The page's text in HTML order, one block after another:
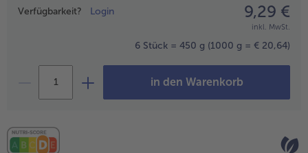
alle bofrost*plus.
Pflanzliche Alternativprodukte
Preisangabe
Verfügbarkeit? Login 9,29 €
inkl. MwSt.
6 Stück = 450 g (1000 g = € 20,64)
in den Warenkorb